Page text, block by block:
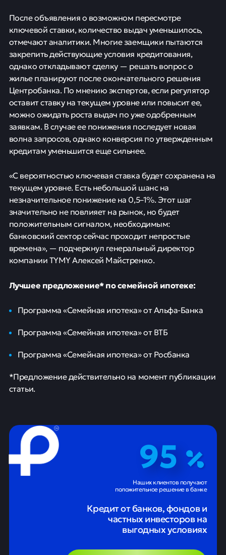
После объявления о возможном пересмотре
ключевой ставки, количество выдач уменьшилось,
отмечают аналитики. Многие заемщики пытаются
закрепить действующие условия кредитования,
однако откладывают сделку — решать вопрос о
жилье планируют после окончательного решения
Центробанка. По мнению экспертов, если регулятор
оставит ставку на текущем уровне или повысит ее,
можно ожидать роста выдач по уже одобренным
заявкам. В случае ее понижения последует новая
волна запросов, однако конверсия по утвержденным
кредитам уменьшится еще сильнее.
«С вероятностью ключевая ставка будет сохранена на
текущем уровне. Есть небольшой шанс на
незначительное понижение на 0,5–1%. Этот шаг
значительно не повлияет на рынок, но будет
положительным сигналом, необходимым:
банковский сектор сейчас проходит непростые
времена», — подчеркнул генеральный директор
компании TYMY Алексей Майстренко.
Лучшее предложение* по семейной ипотеке:
Программа «Семейная ипотека» от Альфа-Банка
Программа «Семейная ипотека» от ВТБ
Программа «Семейная ипотека» от Росбанка
*Предложение действительно на момент публикации
статьи.
95
Наших клиентов получают
положительное решение в банке
Кредит от банков, фондов и
частных инвесторов на
выгодных условиях